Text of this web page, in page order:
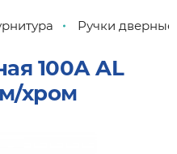
Ручки
100А AL
хром